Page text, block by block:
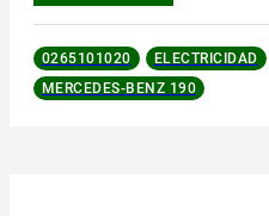
0265101020 ELECTRICIDAD
MERCEDES-BENZ 190